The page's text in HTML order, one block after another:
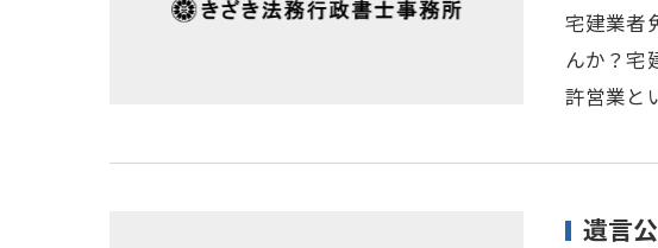
宅建業者
んか？宅
許営業と
遺言